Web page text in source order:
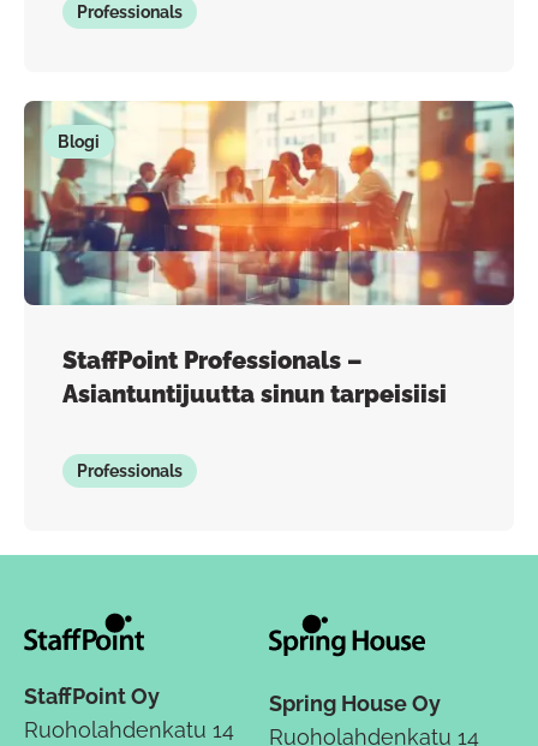
Professionals
Blogi
StaffPoint Professionals –
Asiantuntijuutta sinun tarpeisiisi
Professionals
StaffPoint Oy
Ruoholahdenkatu 14
Spring House Oy
Ruoholahdenkatu 14